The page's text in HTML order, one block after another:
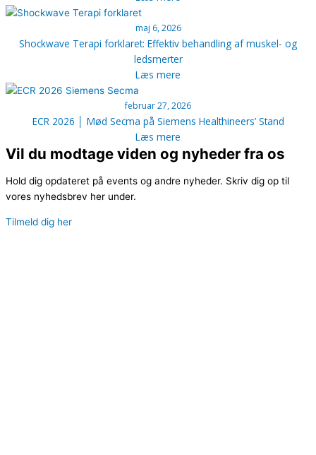
maj 6, 2026
Shockwave Terapi forklaret: Effektiv behandling af muskel- og
ledsmerter
Læs mere
februar 27, 2026
ECR 2026 │ Mød Secma på Siemens Healthineers’ Stand
Læs mere
Vil du modtage viden og nyheder fra os
Hold dig opdateret på events og andre nyheder. Skriv dig op til
vores nyhedsbrev her under.
Tilmeld dig her